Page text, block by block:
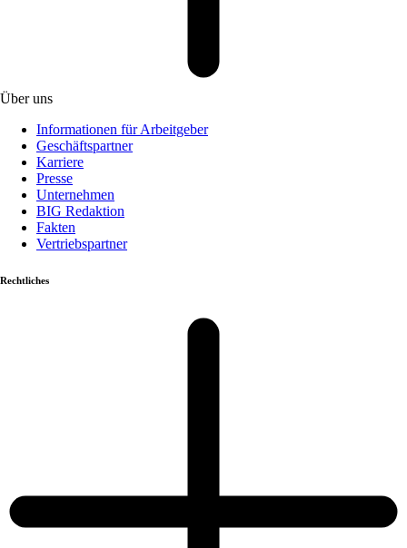
Über uns
Informationen für Arbeitgeber
Geschäftspartner
Karriere
Presse
Unternehmen
BIG Redaktion
Fakten
Vertriebspartner
Rechtliches